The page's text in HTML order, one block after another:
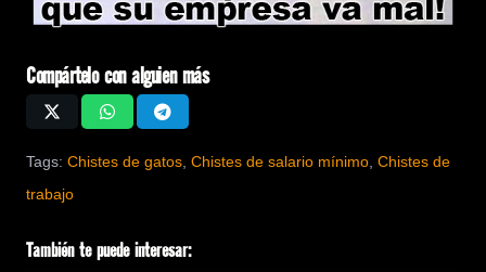
Compártelo con alguien más
Tags: Chistes de gatos Chistes de salario mínimo Chistes de
trabajo
También te puede interesar: